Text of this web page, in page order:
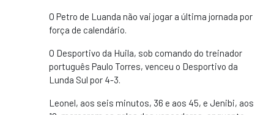
O Petro de Luanda não vai jogar a última jornada por
força de calendário.
O Desportivo da Huila, sob comando do treinador
português Paulo Torres, venceu o Desportivo da
Lunda Sul por 4-3.
Leonel, aos seis minutos, 36 e aos 45, e Jenibi, aos